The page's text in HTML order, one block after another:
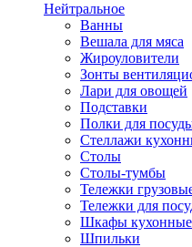
Нейтральное
Ванны
Вешала для мяса
Жироуловители
Зонты
Лари для овощей
Подставки
Полки для
Стеллажи
Столы
Столы-тумбы
Тележки
Тележки для
Шкафы кухонные
Шпильки